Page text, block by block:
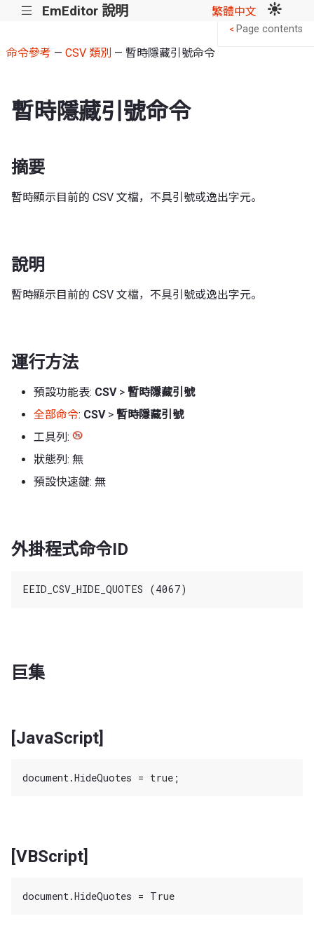
||| EmEditor 說明 繁體中文
命令參考 — CSV 類別 — 暫時隱藏引號命令
暫時隱藏引號命令
摘要
暫時顯示目前的 CSV 文檔，不具引號或逸出字元。
說明
暫時顯示目前的 CSV 文檔，不具引號或逸出字元。
運行方法
預設功能表: CSV> 暫時隱藏引號
全部命令: CSV> 暫時隱藏引號
工具列:
狀態列: 無
預設快速鍵: 無
外掛程式命令ID
巨集
[JavaScript]
[VBScript]
< Page contents